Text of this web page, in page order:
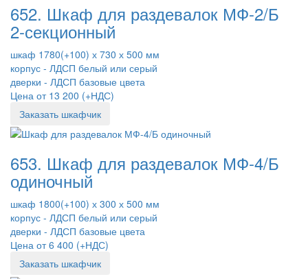
652. Шкаф для раздевалок МФ-2/Б
2-секционный
шкаф 1780(+100) х 730 х 500 мм
корпус - ЛДСП белый или серый
дверки - ЛДСП базовые цвета
Цена от 13 200 (+НДС)
Заказать шкафчик
653. Шкаф для раздевалок МФ-4/Б
одиночный
шкаф 1800(+100) х 300 х 500 мм
корпус - ЛДСП белый или серый
дверки - ЛДСП базовые цвета
Цена от 6 400 (+НДС)
Заказать шкафчик